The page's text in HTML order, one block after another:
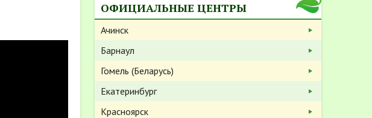
ОФИЦИАЛЬНЫЕ ЦЕНТРЫ
Ачинск
Барнаул
Гомель (Беларусь)
Екатеринбург
Красноярск